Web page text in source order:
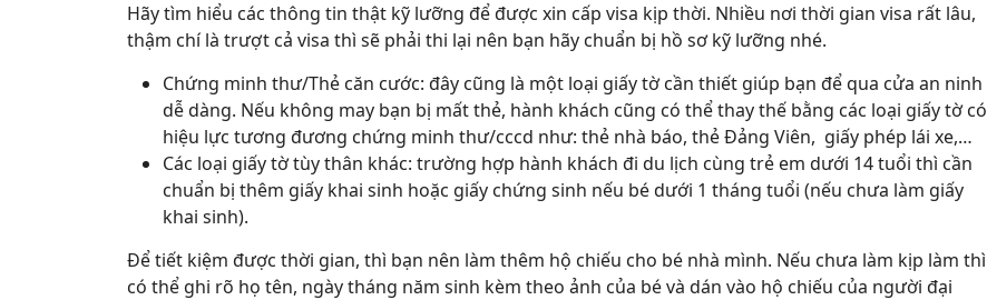
Hãy tìm hiểu các thông tin thật kỹ lưỡng để được xin cấp visa kịp thời. Nhiều nơi thời gian visa rất lâu,
thậm chí là trượt cả visa thì sẽ phải thi lại nên bạn hãy chuẩn bị hồ sơ kỹ lưỡng nhé.
Chứng minh thư/Thẻ căn cước: đây cũng là một loại giấy tờ cần thiết giúp bạn để qua cửa an ninh
dễ dàng. Nếu không may bạn bị mất thẻ, hành khách cũng có thể thay thế bằng các loại giấy tờ có
hiệu lực tương đương chứng minh thư/cccd như: thẻ nhà báo, thẻ Đảng Viên, giấy phép lái xe,…
Các loại giấy tờ tùy thân khác: trường hợp hành khách đi du lịch cùng trẻ em dưới 14 tuổi thì cần
chuẩn bị thêm giấy khai sinh hoặc giấy chứng sinh nếu bé dưới 1 tháng tuổi (nếu chưa làm giấy
khai sinh).
Để tiết kiệm được thời gian, thì bạn nên làm thêm hộ chiếu cho bé nhà mình. Nếu chưa làm kịp làm thì
có thể ghi rõ họ tên, ngày tháng năm sinh kèm theo ảnh của bé và dán vào hộ chiếu của người đại